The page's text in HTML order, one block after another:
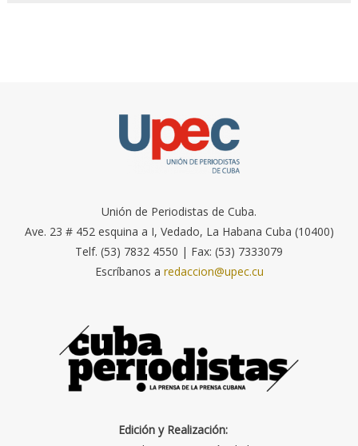
Unión de Periodistas de Cuba.
Ave. 23 # 452 esquina a I, Vedado, La Habana Cuba (10400)
Telf. (53) 7832 4550 | Fax: (53) 7333079
Escríbanos a redaccion@upec.cu
Edición y Realización: